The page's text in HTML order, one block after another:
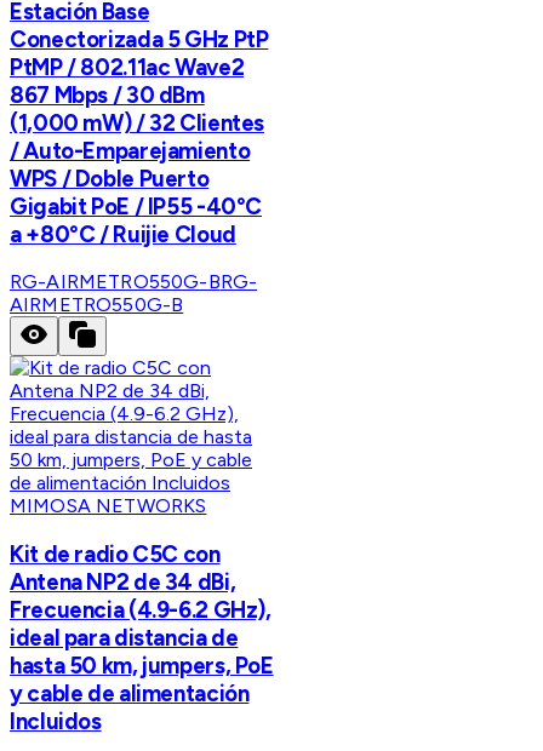
Estación Base
Conectorizada 5 GHz PtP
PtMP / 802.11ac Wave2
867 Mbps / 30 dBm
(1,000 mW) / 32 Clientes
/ Auto-Emparejamiento
WPS / Doble Puerto
Gigabit PoE / IP55 -40°C
a +80°C / Ruijie Cloud
RG-AIRMETRO550G-BRG-
AIRMETRO550G-B
MIMOSA NETWORKS
Kit de radio C5C con
Antena NP2 de 34 dBi,
Frecuencia (4.9-6.2 GHz),
ideal para distancia de
hasta 50 km, jumpers, PoE
y cable de alimentación
Incluidos